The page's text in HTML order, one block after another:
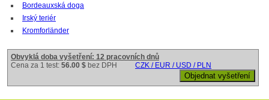
Bordeauxská doga
Irský teriér
Kromforländer
Obvyklá doba vyšetření: 12 pracovních dnů
Cena za 1 test: 56.00 $ bez DPH CZK / EUR / USD / PLN